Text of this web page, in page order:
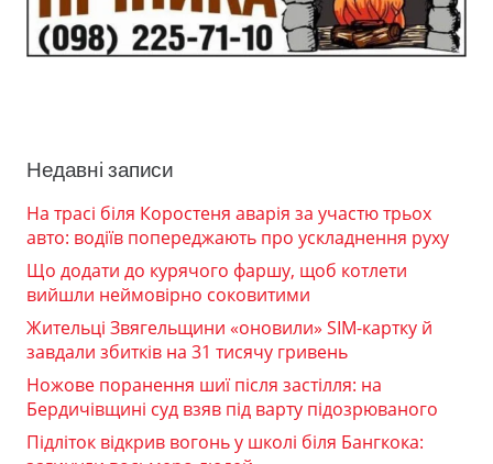
Недавні записи
На трасі біля Коростеня аварія за участю трьох
авто: водіїв попереджають про ускладнення руху
Що додати до курячого фаршу, щоб котлети
вийшли неймовірно соковитими
Жительці Звягельщини «оновили» SIM-картку й
завдали збитків на 31 тисячу гривень
Ножове поранення шиї після застілля: на
Бердичівщині суд взяв під варту підозрюваного
Підліток відкрив вогонь у школі біля Бангкока: